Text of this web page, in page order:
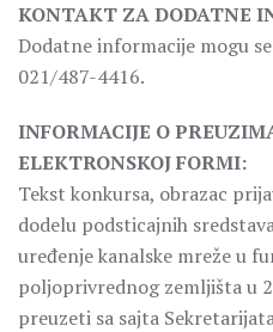
KONTAKT ZA DODATNE
Dodatne informacije mogu
021/487-4416.
INFORMACIJE O
ELEKTRONSKOJ FORMI:
Tekst konkursa, obrazac
dodelu podsticajnih
uređenje kanalske mreže u
poljoprivrednog zemljišta u
preuzeti sa sajta